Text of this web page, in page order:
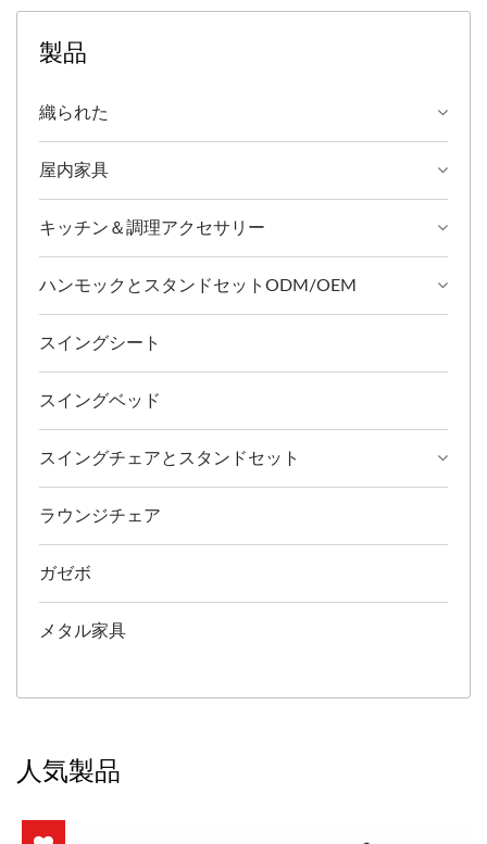
製品
織られた
屋内家具
キッチン＆調理アクセサリー
ハンモックとスタンドセットODM/OEM
スイングシート
スイングベッド
スイングチェアとスタンドセット
ラウンジチェア
ガゼボ
メタル家具
人気製品